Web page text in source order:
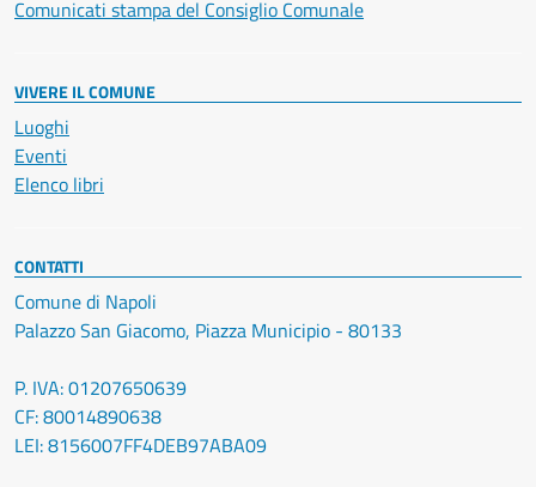
Comunicati stampa del Consiglio Comunale
VIVERE IL COMUNE
Luoghi
Eventi
Elenco libri
CONTATTI
Comune di Napoli
Palazzo San Giacomo, Piazza Municipio - 80133
P. IVA: 01207650639
CF: 80014890638
LEI: 8156007FF4DEB97ABA09